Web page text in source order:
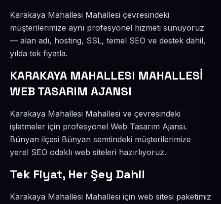
Karakaya Mahallesi Mahallesi çevresindeki
müşterilerimize aynı profesyonel hizmeti sunuyoruz
— alan adı, hosting, SSL, temel SEO ve destek dahil,
yılda tek fiyatla.
KARAKAYA MAHALLESI MAHALLESİ
WEB TASARIM AJANSI
Karakaya Mahallesi Mahallesi ve çevresindeki
işletmeler için profesyonel Web Tasarım Ajansı.
Bünyan ilçesi Bünyan semtindeki müşterilerimize
yerel SEO odaklı web siteleri hazırlıyoruz.
Tek Fiyat, Her Şey Dahil
Karakaya Mahallesi Mahallesi için web sitesi paketimiz